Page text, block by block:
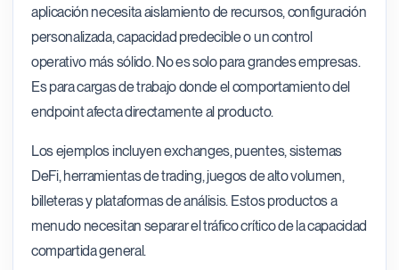
aplicación necesita aislamiento de recursos, configuración
personalizada, capacidad predecible o un control
operativo más sólido. No es solo para grandes empresas.
Es para cargas de trabajo donde el comportamiento del
endpoint afecta directamente al producto.
Los ejemplos incluyen exchanges, puentes, sistemas
DeFi, herramientas de trading, juegos de alto volumen,
billeteras y plataformas de análisis. Estos productos a
menudo necesitan separar el tráfico crítico de la capacidad
compartida general.